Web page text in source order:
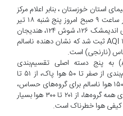
استان خوزستان ، بنابر اعلام مرکز
پایش کیفی هوای کشور، در ساعت ۹ صبح امروز پنج شنبه ۱۸ تیر
شاخص کیفی هوا در شهر‌های اندیمشک ۱۲۶، شوش ۱۲۴، هندیجان
۱۰۹، دزفول ۱۰۶ و شوشتر ۱۰۳ AQI ثبت شد که نشان دهنده ناسالم
(نارنجی) است.
شاخص کیفیت هوا (AQI) به پنج دسته اصلی تقسیم‌بندی
می‌شود، براساس این تقسیم‌بندی از صفر تا ۵۰ هوا پاک، از ۵۱ تا
۱۰۰ هوا قابل قبول، از ۱۰۱ تا ۱۵۰ هوا ناسالم برای گروه‌های حساس،
از ۱۵۱ تا ۲۰۰ هوای ناسالم برای همه گروه‌ها، از ۲۰۱ تا ۳۰۰ هوا بسیار